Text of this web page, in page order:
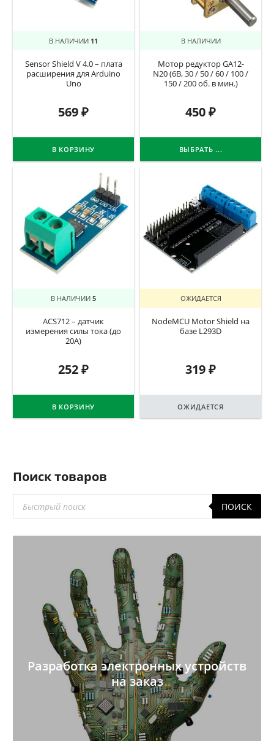
В НАЛИЧИИ 11
Sensor Shield V 4.0 – плата
расширения для Arduino
Uno
569₽
В КОРЗИНУ
В НАЛИЧИИ
Мотор редуктор GA12-
N20 (6В, 30 / 50 / 60 / 100 /
150 / 200 об. в мин.)
450₽
ВЫБРАТЬ ...
В НАЛИЧИИ 5
ACS712 – датчик
измерения силы тока (до
20А)
252₽
В КОРЗИНУ
ОЖИДАЕТСЯ
NodeMCU Motor Shield на
базе L293D
319₽
ОЖИДАЕТСЯ
Поиск товаров
товаров
ПОИСК
Разработка электронных устройств
на заказ